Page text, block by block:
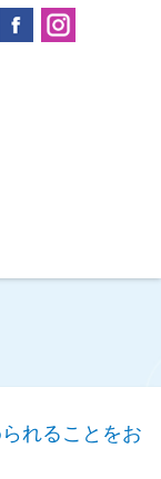
れることをお